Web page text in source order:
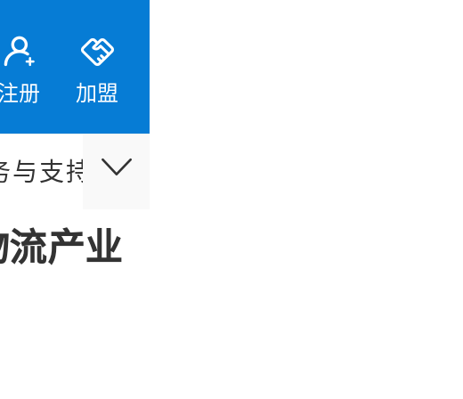
册 加盟
与支持 伙伴合作
产业